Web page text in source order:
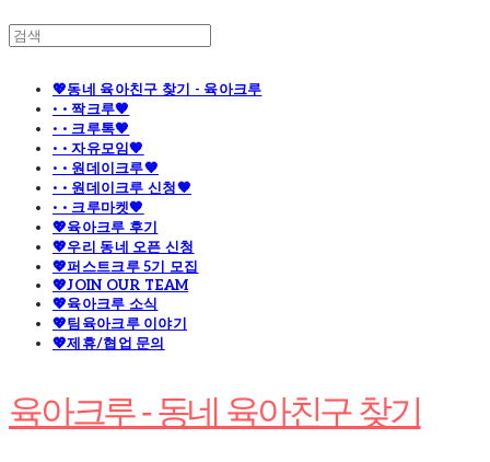
💖동네 육아친구 찾기 - 육아크루
· · 짝크루🧡
· · 크루톡🧡
· · 자유모임🧡
· · 원데이크루🧡
· · 원데이크루 신청🧡
· · 크루마켓🧡
💖육아크루 후기
💖우리 동네 오픈 신청
💖퍼스트크루 5기 모집
💖JOIN OUR TEAM
💖육아크루 소식
💖팀육아크루 이야기
💖제휴/협업 문의
육아크루 - 동네 육아친구 찾기